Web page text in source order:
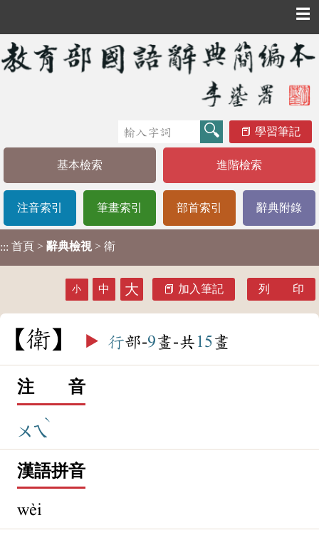
☰
學習筆記
基本檢索 進階檢索
注音索引 筆畫索引 部首索引 辭典附錄
::: 首頁 > 辭典檢視 > 衛
小 中 大 加入筆記 列 印
衛 ▶️ 行部-9畫-共 15畫
注 音
ㄨㄟ
ˋ
漢語拼音
wèi